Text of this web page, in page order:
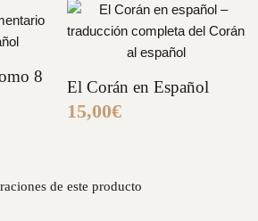
Al-Qurtubi
(Al-Yinn) a 114 (An-Nas)
8
El Corán en Español
15,00€
de este producto